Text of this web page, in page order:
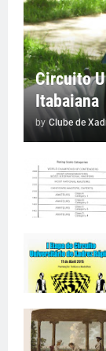
Circuito
Itabaiana
by Clube de